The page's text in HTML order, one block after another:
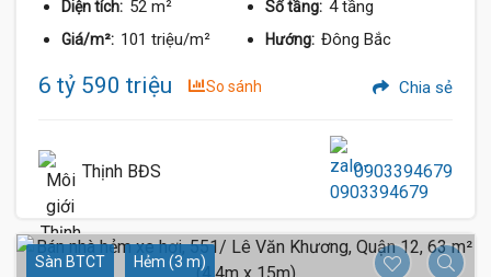
Diện tích: 52 m² Số tầng: 4 tầng
Giá/m²: 101 triệu/m² Hướng: Đông Bắc
6 tỷ 590 triệu So sánh Chia sẻ
Thịnh BĐS 0903394679
Sàn BTCT Hẻm (3 m)